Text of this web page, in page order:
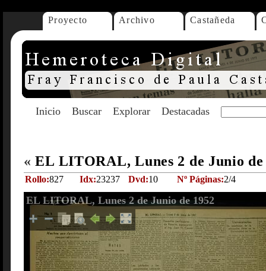
Proyecto Archivo Castañeda
Inicio Buscar Explorar Destacadas
« EL LITORAL, Lunes 2 de Junio
Rollo:827 Idx:23237 Dvd:10 Nº Páginas:2/4
EL LITORAL, Lunes 2 de Junio de 1952